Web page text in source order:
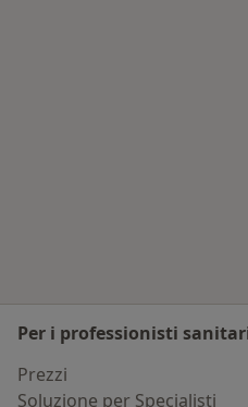
Per i professionisti
Prezzi
Soluzione per Specialisti